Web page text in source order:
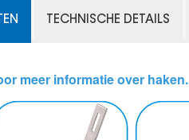
TECHNISCHE DETAILS
meer informatie over haken.